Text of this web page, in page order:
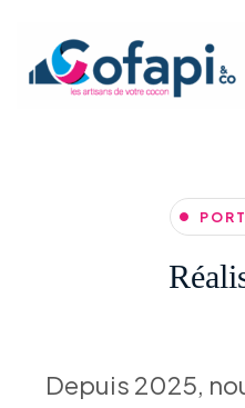
Depuis 2025,